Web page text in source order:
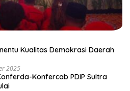
Kualitas Demokrasi Daerah
2025
Konfercab PDIP Sultra